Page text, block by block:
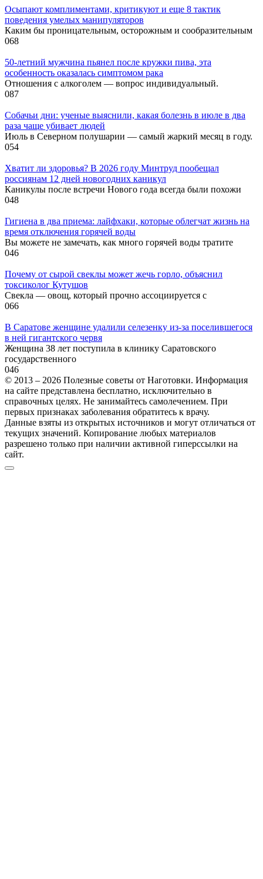
Осыпают комплиментами, критикуют и еще 8 тактик
поведения умелых манипуляторов
Каким бы проницательным, осторожным и сообразительным
068
50-летний мужчина пьянел после кружки пива, эта
особенность оказалась симптомом рака
Отношения с алкоголем — вопрос индивидуальный.
087
Собачьи дни: ученые выяснили, какая болезнь в июле в два
раза чаще убивает людей
Июль в Северном полушарии — самый жаркий месяц в году.
054
Хватит ли здоровья? В 2026 году Минтруд пообещал
россиянам 12 дней новогодних каникул
Каникулы после встречи Нового года всегда были похожи
048
Гигиена в два приема: лайфхаки, которые облегчат жизнь на
время отключения горячей воды
Вы можете не замечать, как много горячей воды тратите
046
Почему от сырой свеклы может жечь горло, объяснил
токсиколог Кутушов
Свекла — овощ, который прочно ассоциируется с
066
В Саратове женщине удалили селезенку из-за поселившегося
в ней гигантского червя
Женщина 38 лет поступила в клинику Саратовского
государственного
046
© 2013 – 2026 Полезные советы от Наготовки. Информация
на сайте представлена бесплатно, исключительно в
справочных целях. Не занимайтесь самолечением. При
первых признаках заболевания обратитесь к врачу.
Данные взяты из открытых источников и могут отличаться от
текущих значений. Копирование любых материалов
разрешено только при наличии активной гиперссылки на
сайт.